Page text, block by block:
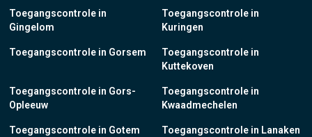
Toegangscontrole in
Gingelom
Toegangscontrole in Gorsem
Toegangscontrole in Gors-
Opleeuw
Toegangscontrole in Gotem
Toegangscontrole in
Kuringen
Toegangscontrole in
Kuttekoven
Toegangscontrole in
Kwaadmechelen
Toegangscontrole in Lanaken